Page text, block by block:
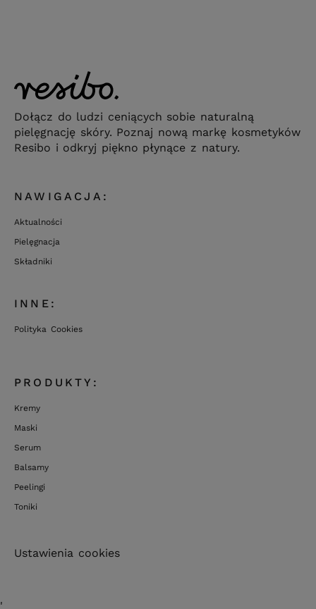
Dołącz do ludzi ceniących sobie naturalną
pielęgnację skóry. Poznaj nową markę kosmetyków
Resibo i odkryj piękno płynące z natury.
NAWIGACJA:
Aktualności
Pielęgnacja
Składniki
INNE:
Polityka Cookies
PRODUKTY:
Kremy
Maski
Serum
Balsamy
Peelingi
Toniki
Ustawienia cookies
'